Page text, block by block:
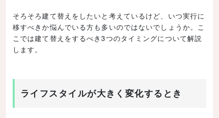
そろそろ建て替えをしたいと考えているけど、いつ実行に
移すべきか悩んでいる方も多いのではないでしょうか。こ
こでは建て替えをするべき3つのタイミングについて解説
します。
ライフスタイルが大きく変化するとき